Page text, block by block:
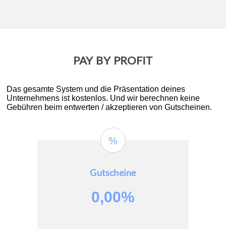
PAY BY PROFIT
Das gesamte System und die Präsentation deines
Unternehmens ist kostenlos. Und wir berechnen keine
Gebühren beim entwerten / akzeptieren von Gutscheinen.
%
Gutscheine
0,00%